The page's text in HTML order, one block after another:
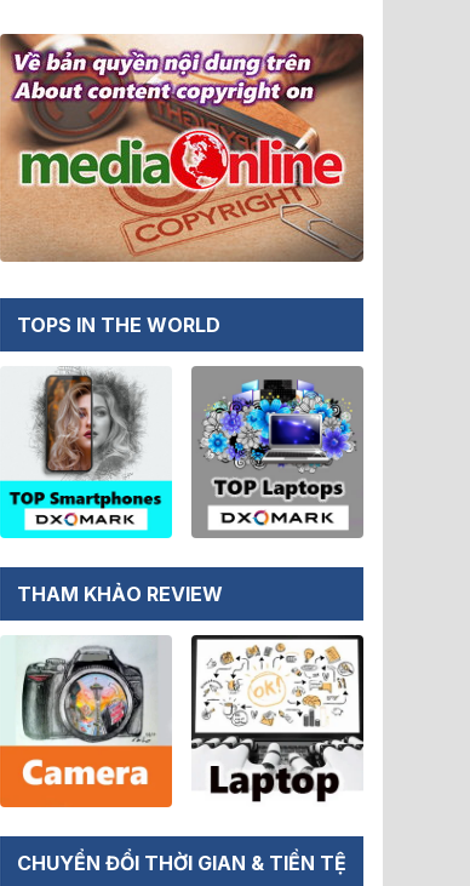
TOPS IN THE WORLD
THAM KHẢO REVIEW
CHUYỂN ĐỔI THỜI GIAN & TIỀN TỆ